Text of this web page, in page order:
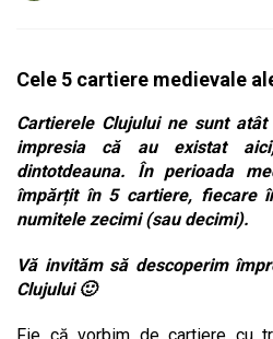
Cele 5 cartiere medievale
Cartierele Clujului ne sunt
impresia că au existat
dintotdeauna. În perioada
împărțit în 5 cartiere, fiecare
numitele zecimi (sau decimi).
Vă invităm să descoperim
Clujului 🙂